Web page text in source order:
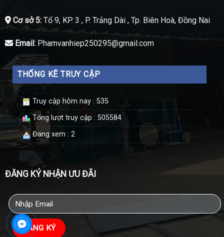
Cơ sở 5:Tổ 9, KP. 3 , P. Trảng Dài , Tp. Biên Hoà, Đồng Nai
Email:Phamvanhiep250295@gmail.com
THỐNG KÊ TRUY CẬP
Truy cập hôm nay : 535
Tổng lượt truy cập : 505584
Đang xem : 2
ĐĂNG KÝ NHẬN ƯU ĐÃI